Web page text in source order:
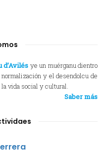
d’Avilés ye un muérganu dientro
y el desendolcu de
vida social y cultural.
Saber más